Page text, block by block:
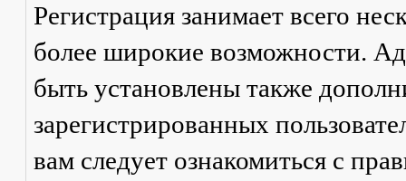
Регистрация занимает всего
более широкие возможности.
быть установлены также
зарегистрированных
вам следует ознакомиться с